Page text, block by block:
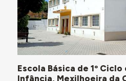
Escola Básica de 1º
Infância, Mexilhoeira da